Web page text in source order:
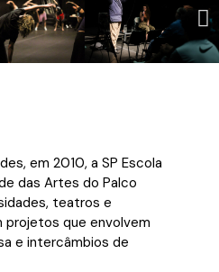
em 2010, a SP Escola
das Artes do Palco
teatros e
projetos que envolvem
e intercâmbios de